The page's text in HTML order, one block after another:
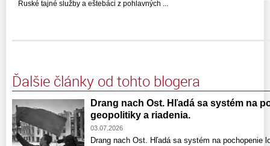
Ruské tajné služby a eštebáci z pohlavných ...
Ďalšie články od tohto blogera
Drang nach Ost. Hľadá sa systém na
geopolitiky a riadenia.
03.07.2026
Drang nach Ost. Hľadá sa systém na pochopenie